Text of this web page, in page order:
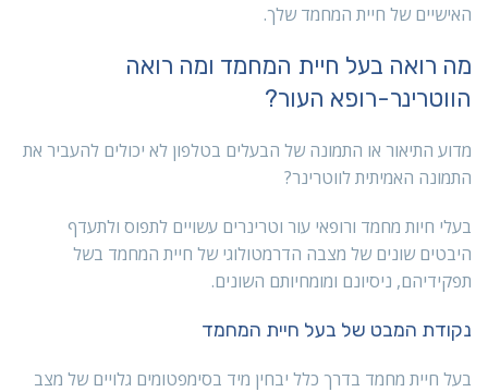
האישיים של חיית המחמד שלך.
מה רואה בעל חיית המחמד ומה רואה
הווטרינר-רופא העור?
מדוע התיאור או התמונה של הבעלים בטלפון לא יכולים להעביר את
התמונה האמיתית לווטרינר?
בעלי חיות מחמד ורופאי עור וטרינרים עשויים לתפוס ולתעדף
היבטים שונים של מצבה הדרמטולוגי של חיית המחמד בשל
תפקידיהם, ניסיונם ומומחיותם השונים.
נקודת המבט של בעל חיית המחמד
בעל חיית מחמד בדרך כלל יבחין מיד בסימפטומים גלויים של מצב